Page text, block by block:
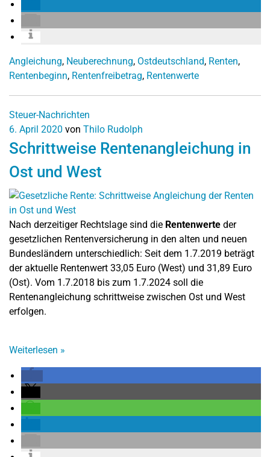
Angleichung, Neuberechnung, Ostdeutschland, Renten,
Rentenbeginn, Rentenfreibetrag, Rentenwerte
Steuer-Nachrichten
6. April 2020 von Thilo Rudolph
Schrittweise Rentenangleichung in
Ost und West
Nach derzeitiger Rechtslage sind die Rentenwerte der
gesetzlichen Rentenversicherung in den alten und neuen
Bundesländern unterschiedlich: Seit dem 1.7.2019 beträgt
der aktuelle Rentenwert 33,05 Euro (West) und 31,89 Euro
(Ost). Vom 1.7.2018 bis zum 1.7.2024 soll die
Rentenangleichung schrittweise zwischen Ost und West
erfolgen.
Weiterlesen »